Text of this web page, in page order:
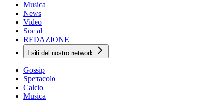
Musica
News
Video
Social
REDAZIONE
I siti del nostro network
Gossip
Spettacolo
Calcio
Musica